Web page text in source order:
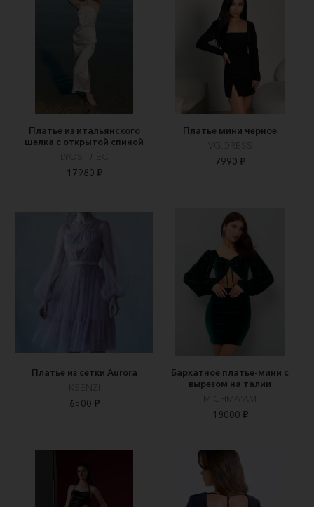
Платье из итальянского
шелка с открытой спиной
LYOS | ЛЁС
17980 ₽
Платье мини черное
VG.DRESS
7990 ₽
Платье из сетки Aurora
KSENZI
6500 ₽
Бархатное платье-мини с
вырезом на талии
MICHMA'AM
18000 ₽